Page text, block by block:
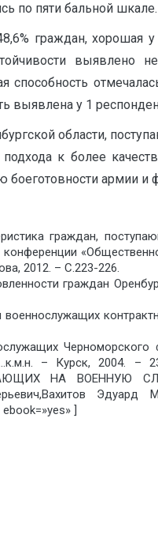
по пяти бальной шкале.
граждан, хорошая
выявлено
выявлена у 1
области,
подхода к более
армии и
граждан,
2012. – С.223-226.
граждан
– Курск, 2004. –
НА ВОЕННУЮ
Эдуард
]